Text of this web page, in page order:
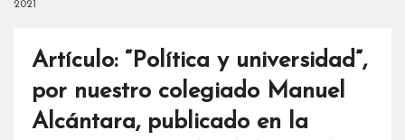
2021
Artículo: “Política y universidad”,
por nuestro colegiado Manuel
Alcántara, publicado en la